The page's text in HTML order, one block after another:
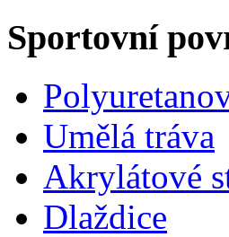
Sportovní
Umělá tráva
Akrylátové
Dlaždice